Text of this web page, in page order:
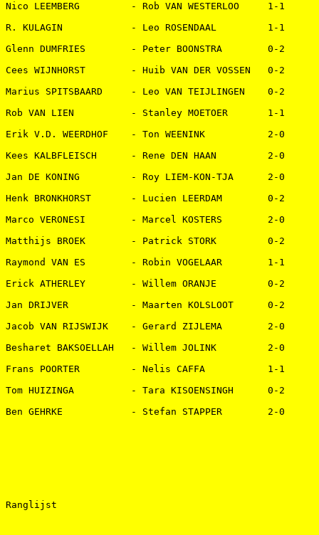
Nico LEEMBERG         - Rob VAN WESTERLOO     1-1
R. KULAGIN            - Leo ROSENDAAL         1-1
Glenn DUMFRIES        - Peter BOONSTRA        0-2
Cees WIJNHORST        - Huib VAN DER VOSSEN   0-2
Marius SPITSBAARD     - Leo VAN TEIJLINGEN    0-2
Rob VAN LIEN          - Stanley MOETOER       1-1
Erik V.D. WEERDHOF    - Ton WEENINK           2-0
Kees KALBFLEISCH      - Rene DEN HAAN         2-0
Jan DE KONING         - Roy LIEM-KON-TJA      2-0
Henk BRONKHORST       - Lucien LEERDAM        0-2
Marco VERONESI        - Marcel KOSTERS        2-0
Matthijs BROEK        - Patrick STORK         0-2
Raymond VAN ES        - Robin VOGELAAR        1-1
Erick ATHERLEY        - Willem ORANJE         0-2
Jan DRIJVER           - Maarten KOLSLOOT      0-2
Jacob VAN RIJSWIJK    - Gerard ZIJLEMA        2-0
Besharet BAKSOELLAH   - Willem JOLINK         2-0
Frans POORTER         - Nelis CAFFA           1-1
Tom HUIZINGA          - Tara KISOENSINGH      0-2
Ben GEHRKE            - Stefan STAPPER        2-0
Ranglijst